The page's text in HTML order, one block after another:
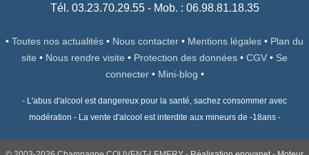
Tél. 03.23.70.29.55 - Mob. : 06.98.81.18.35
• Toutes nos actualités • Nous contacter • Mentions légales • Plan du
site • Nous rendre visite • Protection des données • CGV • Se
connecter • Mini-blog •
- L'abus d'alcool est dangereux pour la santé, sachez consommer avec
modération - La vente d'alcool est interdite aux mineurs de -18ans -